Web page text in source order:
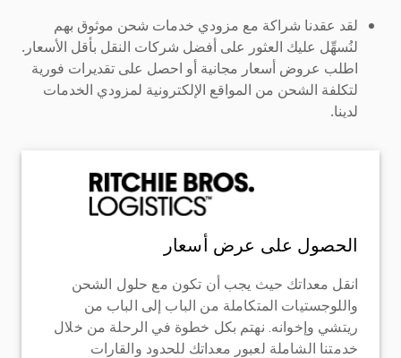
لقد عقدنا شراكة مع مزودي خدمات شحن موثوق بهم
لنُسهِّل عليك العثور على أفضل شركات النقل بأقل الأسعار.
اطلب عروض أسعار مجانية أو احصل على تقديرات فورية
لتكلفة الشحن من المواقع الإلكترونية لمزودي الخدمات
لدينا.
الحصول على عرض أسعار
انقل معداتك حيث يجب أن تكون مع حلول الشحن
واللوجستيات المتكاملة من الباب إلى الباب من
ريتشي وإخوانه. نهتم بكل خطوة في الرحلة من خلال
خدمتنا الشاملة لعبور معداتك للحدود والقارات